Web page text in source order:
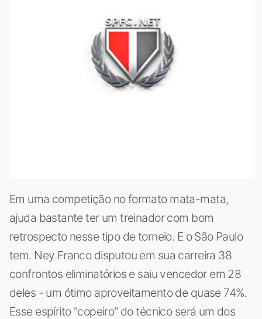
Em uma competição no formato mata-mata,
ajuda bastante ter um treinador com bom
retrospecto nesse tipo de torneio. E o São Paulo
tem. Ney Franco disputou em sua carreira 38
confrontos eliminatórios e saiu vencedor em 28
deles - um ótimo aproveitamento de quase 74%.
Esse espírito "copeiro" do técnico será um dos